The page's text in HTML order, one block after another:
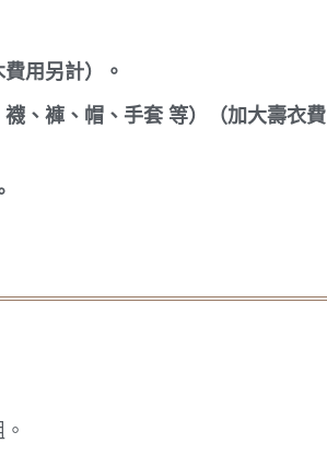
用另計）。
、褲、帽、手套 等）（加大壽衣費